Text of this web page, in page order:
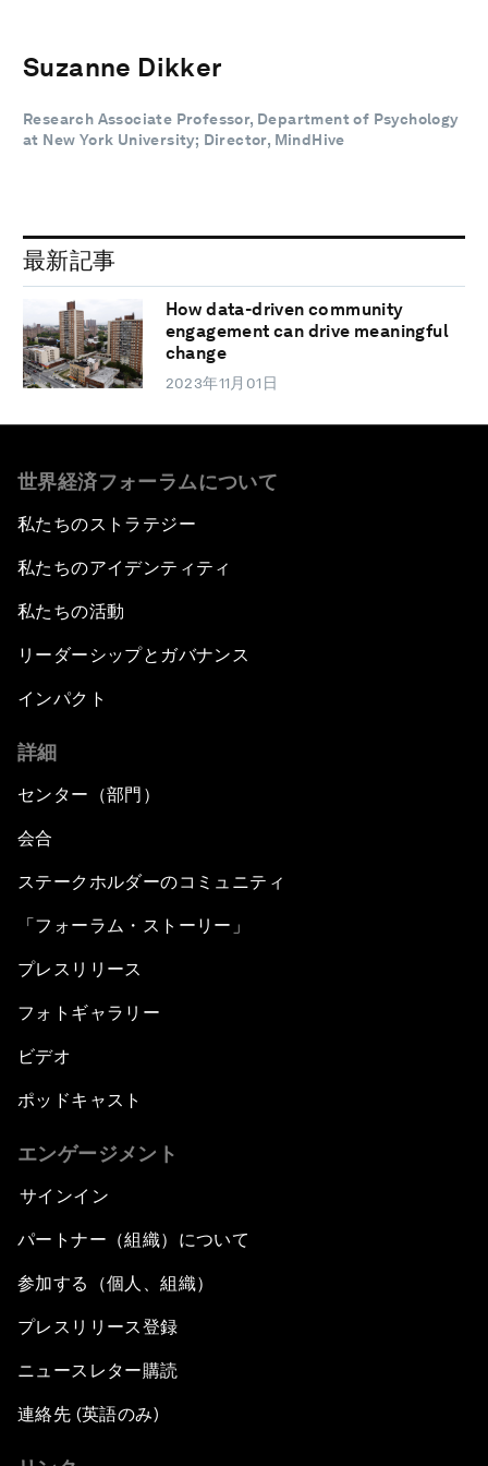
Suzanne Dikker
Research Associate Professor, Department of Psychology
at New York University; Director, MindHive
最新記事
How data-driven community
engagement can drive meaningful
change
2023年11月01日
世界経済フォーラムについて
私たちのストラテジー
私たちのアイデンティティ
私たちの活動
リーダーシップとガバナンス
インパクト
詳細
センター（部門）
会合
ステークホルダーのコミュニティ
「フォーラム・ストーリー」
プレスリリース
フォトギャラリー
ビデオ
ポッドキャスト
エンゲージメント
サインイン
パートナー（組織）について
参加する（個人、組織）
プレスリリース登録
ニュースレター購読
連絡先 (英語のみ)